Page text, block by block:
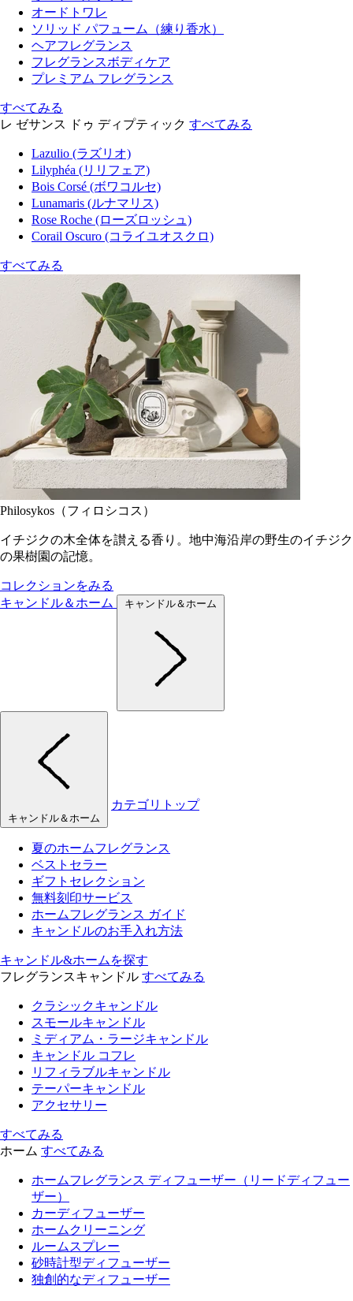
オードトワレ
ソリッド パフューム（練り香水）
ヘアフレグランス
フレグランスボディケア
プレミアム フレグランス
すべてみる
レ ゼサンス ドゥ ディプティック すべてみる
Lazulio (ラズリオ)
Lilyphéa (リリフェア)
Bois Corsé (ボワコルセ)
Lunamaris (ルナマリス)
Rose Roche (ローズロッシュ)
Corail Oscuro (コライユオスクロ)
すべてみる
Philosykos（フィロシコス）
イチジクの木全体を讃える香り。地中海沿岸の野生のイチジク
の果樹園の記憶。
コレクションをみる
キャンドル＆ホーム
キャンドル＆ホーム
キャンドル＆ホーム
カテゴリトップ
夏のホームフレグランス
ベストセラー
ギフトセレクション
無料刻印サービス
ホームフレグランス ガイド
キャンドルのお手入れ方法
キャンドル&ホームを探す
フレグランスキャンドル すべてみる
クラシックキャンドル
スモールキャンドル
ミディアム・ラージキャンドル
キャンドル コフレ
リフィラブルキャンドル
テーパーキャンドル
アクセサリー
すべてみる
ホーム すべてみる
ホームフレグランス ディフューザー（リードディフュー
ザー）
カーディフューザー
ホームクリーニング
ルームスプレー
砂時計型ディフューザー
独創的なディフューザー